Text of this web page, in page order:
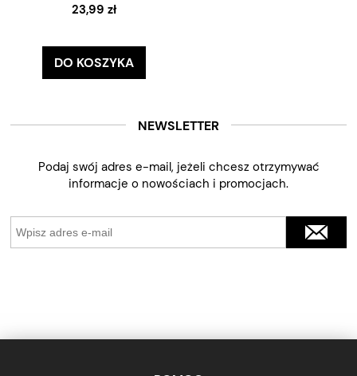
23,99 zł
DO KOSZYKA
NEWSLETTER
Podaj swój adres e-mail, jeżeli chcesz otrzymywać
informacje o nowościach i promocjach.